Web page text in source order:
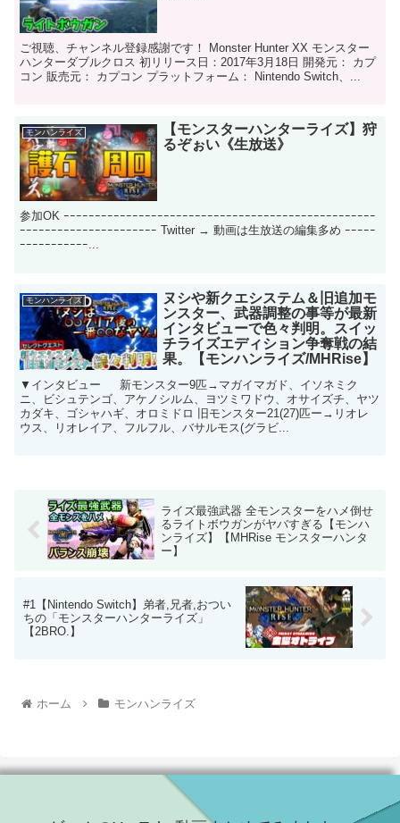
ご視聴、チャンネル登録感謝です！ Monster Hunter XX モンスター
ハンターダブルクロス 初リリース日：2017年3月18日 開発元： カプ
コン 販売元： カプコン プラットフォーム： Nintendo Switch、...
モンハンライズ
【モンスターハンターライズ】狩
るぞぉい《生放送》
参加OK ｰｰｰｰｰｰｰｰｰｰｰｰｰｰｰｰｰｰｰｰｰｰｰｰｰｰｰｰｰｰｰｰｰｰｰｰｰｰｰｰｰｰｰｰｰｰｰｰｰｰ
ｰｰｰｰｰｰｰｰｰｰｰｰｰｰｰｰｰｰｰｰｰｰ Twitter → 動画は生放送の編集多め ｰｰｰｰｰ
ｰｰｰｰｰｰｰｰｰｰｰ...
モンハンライズ
ヌシや新クエシステム＆旧追加モ
ンスター、武器調整の事等が最新
インタビューで色々判明。スイッ
チライズエディション争奪戦の結
果。【モンハンライズ/MHRise】
▼インタビュー 新モンスター9匹→マガイマガド、イソネミク
ニ、ビシュテンゴ、アケノシルム、ヨツミワドウ、オサイズチ、ヤツ
カダキ、ゴシャハギ、オロミドロ 旧モンスター21(27)匹ー→リオレ
ウス、リオレイア、フルフル、バサルモス(グラビ...
ライズ最強武器 全モンスターをハメ倒せ
るライトボウガンがヤバすぎる【モンハ
ンライズ】【MHRise モンスターハンタ
ー】
#1【Nintendo Switch】弟者,兄者,おつい
ちの「モンスターハンターライズ」
【2BRO.】
ホーム モンハンライズ